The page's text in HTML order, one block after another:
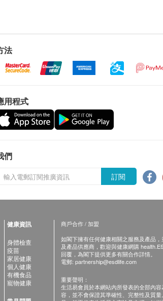
法
用程式
們
訂閱
健康資訊
身體檢查
疫苗
家居健康
個人健康
有機食品
寵物健康
商戶合作 / 加盟
如閣下擁有任何健康相關之服務及產品
及產品供應商，歡迎與健康網購
回覆，為閣下提供更多有關合作詳情。
電郵: partnership@esdlife.com
重要聲明：
生活易會員於本網站內所發表的全部內
容，並不會保證其準確性、完整性及質